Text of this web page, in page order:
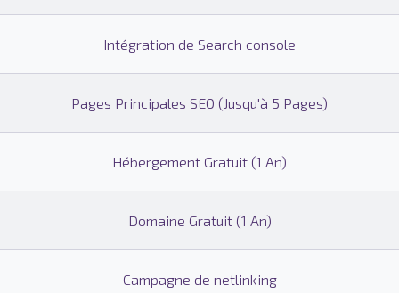
Intégration de Search console
Pages Principales SEO (Jusqu'à 5 Pages)
Hébergement Gratuit (1 An)
Domaine Gratuit (1 An)
Campagne de netlinking